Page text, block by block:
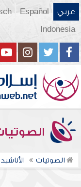
عربي Español
Indonesia
الصوتيات الأناشيد